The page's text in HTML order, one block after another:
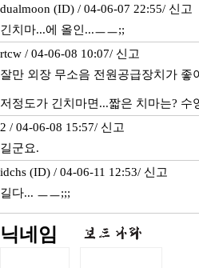
dualmoon (ID) / 04-06-07 22:55/ 신고
긴치마...에 올인...ㅡㅡ;;
rtcw / 04-06-08 10:07/ 신고
잘만 외장 무소음 전원공급장치가 좋
저정도가 긴치마면...짧은 치마는? 수
2 / 04-06-08 15:57/ 신고
길군요.
idchs (ID) / 04-06-11 12:53/ 신고
길다... ㅡㅡ;;;
닉네임